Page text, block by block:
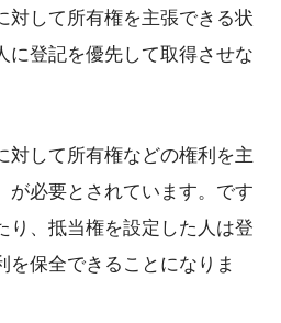
対して所有権を主張できる状
に登記を優先して取得させな
対して所有権などの権利を主
が必要とされています。です
り、抵当権を設定した人は登
を保全できることになりま